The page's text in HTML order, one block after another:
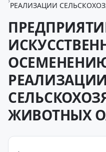
РЕАЛИЗАЦИИ
РЕАЛИЗАЦИИ
ЖИВОТНЫХ